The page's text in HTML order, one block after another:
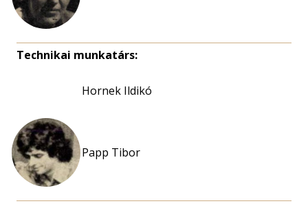
Technikai munkatárs:
Hornek Ildikó
Papp Tibor